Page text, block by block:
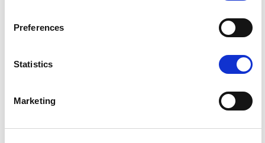
Preferences
Statistics
Marketing